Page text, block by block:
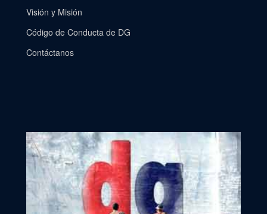
Visión y Misión
Código de Conducta de DG
Contáctanos